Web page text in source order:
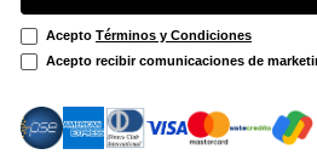
Acepto Términos y Condiciones
Acepto recibir comunicaciones de